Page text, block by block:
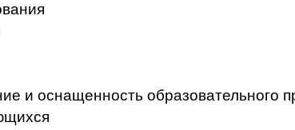
и оснащенность образовательного